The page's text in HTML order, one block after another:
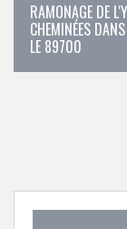
RAMONAGE DE
CHEMINÉES
LE 89700